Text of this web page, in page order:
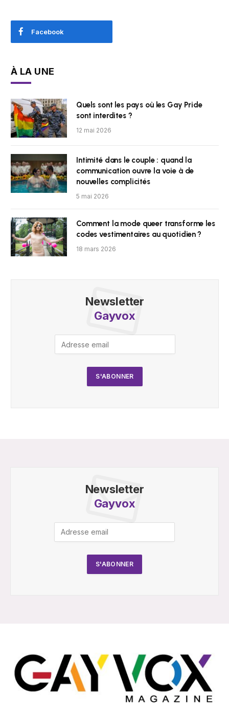
Facebook
À LA UNE
Quels sont les pays où les Gay Pride
sont interdites ?
12 mai 2026
Intimité dans le couple : quand la
communication ouvre la voie à de
nouvelles complicités
5 mai 2026
Comment la mode queer transforme les
codes vestimentaires au quotidien ?
18 mars 2026
Newsletter
Gayvox
Newsletter
Gayvox